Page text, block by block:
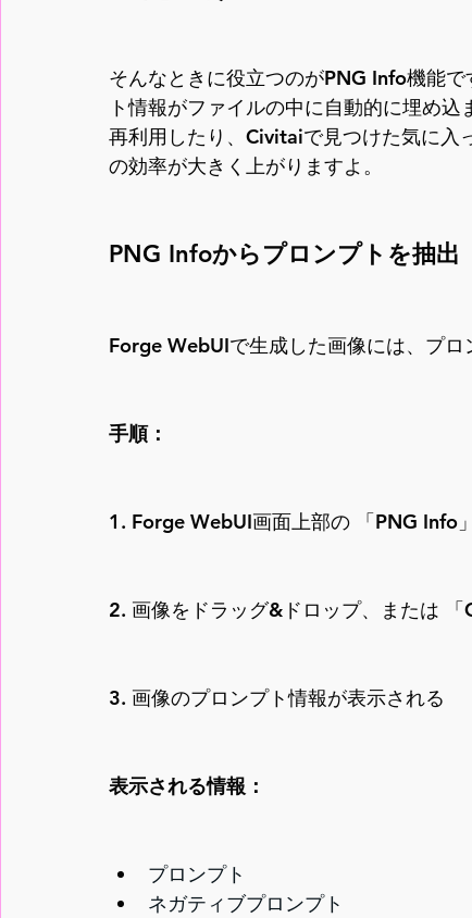
そんなときに役立つのがPNG Info機能
ト情報がファイルの中に自動的に埋め
再利用したり、Civitaiで見つけた気に入
の効率が大きく上がりますよ。
PNG Infoからプロンプトを抽出
Forge WebUIで生成した画像には、プロ
手順：
1. Forge WebUI画面上部の 「PNG Info
2. 画像をドラッグ&ドロップ、または
3. 画像のプロンプト情報が表示される
表示される情報：
プロンプト
ネガティブプロンプト